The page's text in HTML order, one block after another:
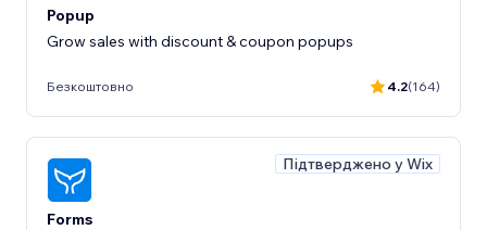
Popup
Grow sales with discount & coupon popups
Безкоштовно 4.2(164)
Підтверджено у Wix
Forms